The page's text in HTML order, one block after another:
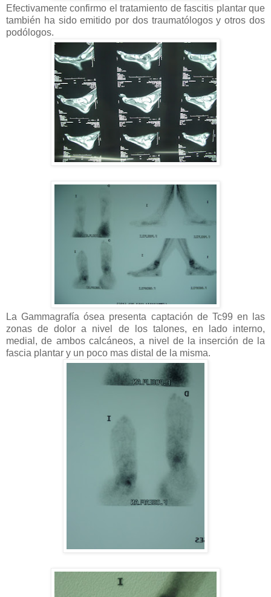
Efectivamente confirmo el tratamiento de fascitis plantar que
también ha sido emitido por dos traumatólogos y otros dos
podólogos.
La Gammagrafía ósea presenta captación de Tc99 en las
zonas de dolor a nivel de los talones, en lado interno,
medial, de ambos calcáneos, a nivel de la inserción de la
fascia plantar y un poco mas distal de la misma.